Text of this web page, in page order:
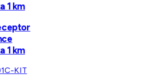
1 km
1 km
KIT